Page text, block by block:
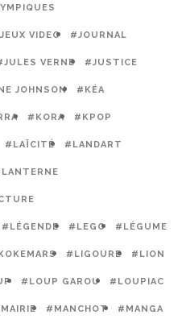
VIDEO #JOURNAL
VERNE #JUSTICE
JOHNSON #KÉA
#KORA #KPOP
#LAÏCITÉ #LANDART
#LÉGENDE #LEGO #LÉGUME
#LIGOURE #LION
#LOUP GAROU #LOUPIAC
#MANCHOT #MANGA